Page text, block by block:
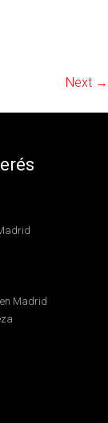
Next →
Madrid